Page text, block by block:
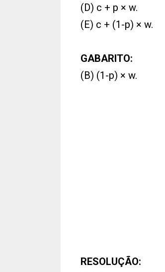
(D) c + p × w.
(E) c + (1-p) × w.
GABARITO:
(B) (1-p) × w.
RESOLUÇÃO: